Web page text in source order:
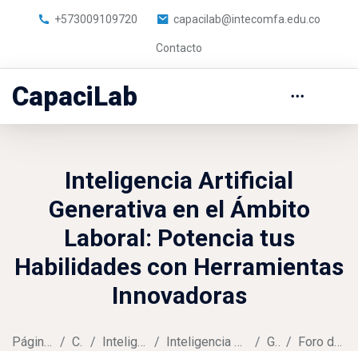
+573009109720 capacilab@intecomfa.edu.co
Contacto
CapaciLab
Inteligencia Artificial
Generativa en el Ámbito
Laboral: Potencia tus
Habilidades con Herramientas
Innovadoras
Página Principal Cursos Inteligencia Artificial Inteligencia Artificial Generativa AL General Foro de presentación